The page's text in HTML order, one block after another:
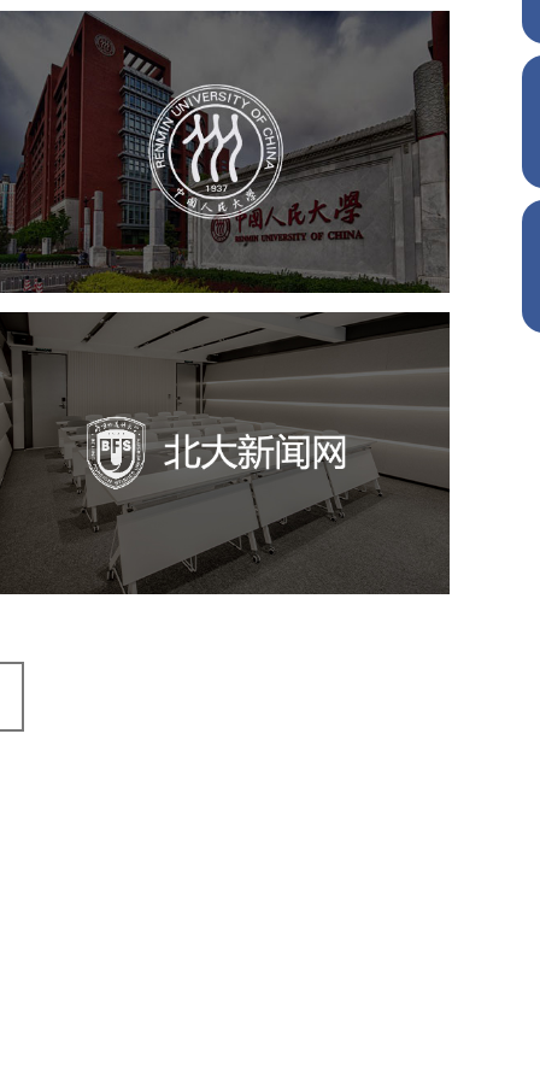
中国人民大学
培训教育 高校 大学网站建设
高校网站建设
学校网站建设
教育网站建设
北外新闻网
培训教育 品牌官网 高校
学校网站建设
教育网站建设